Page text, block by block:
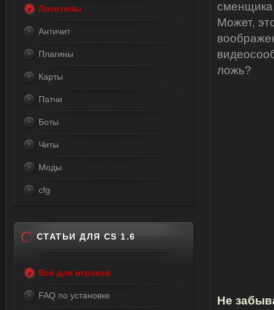
сменщика
Может,
ложь?
Не
Логотипы
Античит
Плагины
Карты
Патчи
Боты
Читы
Моды
cfg
СТАТЬИ ДЛЯ CS 1.6
Всё для игроков
FAQ по установке